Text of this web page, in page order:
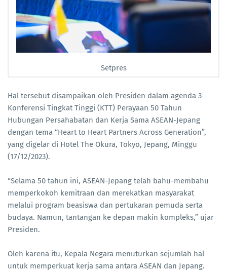
Setpres
Hal tersebut disampaikan oleh Presiden dalam agenda 3
Konferensi Tingkat Tinggi (KTT) Perayaan 50 Tahun
Hubungan Persahabatan dan Kerja Sama ASEAN-Jepang
dengan tema “Heart to Heart Partners Across Generation”,
yang digelar di Hotel The Okura, Tokyo, Jepang, Minggu
(17/12/2023).
“Selama 50 tahun ini, ASEAN-Jepang telah bahu-membahu
memperkokoh kemitraan dan merekatkan masyarakat
melalui program beasiswa dan pertukaran pemuda serta
budaya. Namun, tantangan ke depan makin kompleks,” ujar
Presiden.
Oleh karena itu, Kepala Negara menuturkan sejumlah hal
untuk memperkuat kerja sama antara ASEAN dan Jepang.